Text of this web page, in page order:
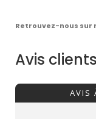
Retrouvez-nous sur
Avis clients
AVIS